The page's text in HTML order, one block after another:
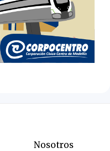
Nosotros